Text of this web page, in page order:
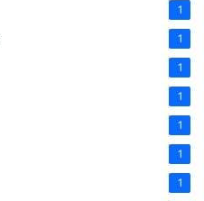
1
1
1
1
1
1
1